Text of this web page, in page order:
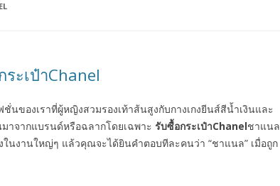
ะเป๋าChanel
นของเราที่ผู้หญิงสวมรองเท้าส้นสูงกับกางเกงยีนส์สีน้ำเงินและ
าจากแบรนด์หรือฉลากโดยเฉพาะ รับซื้อกระเป๋าChanelชาแนล
นงานใหญ่ๆ แล้วคุณจะได้ยินคำตอบทีละคนว่า “ชาแนล” เมื่อถูก